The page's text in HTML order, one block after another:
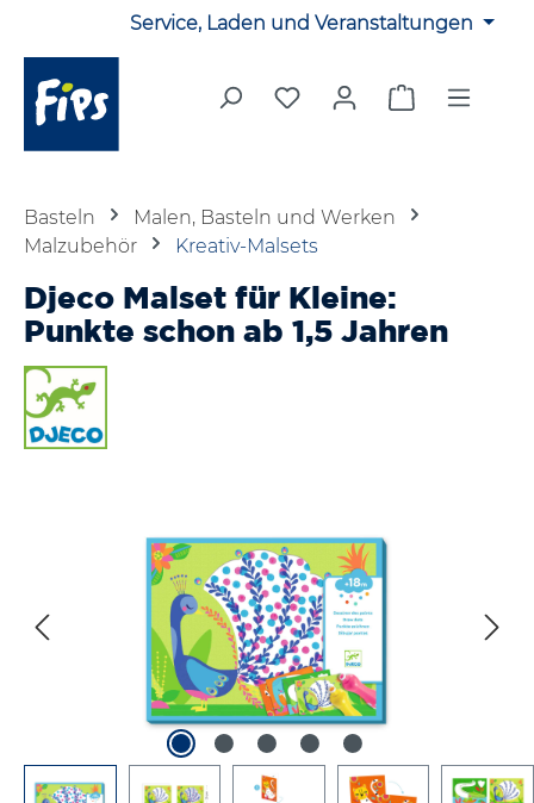
Zum Hauptinhalt springenService, Laden und Veranstaltungen
Du hast 0 Produkte auf
Warenkorb
Basteln
Malen, Basteln und Werken
Malzubehör
Kreativ-Malsets
Djeco Malset für Kleine:
Punkte schon ab 1,5 Jahren